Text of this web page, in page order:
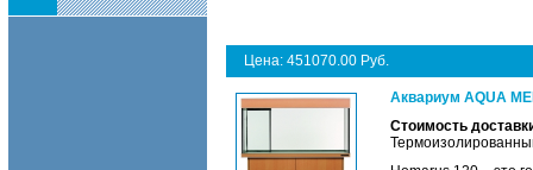
Цена: 451070.00 Руб.
Аквариум AQUA
Стоимость